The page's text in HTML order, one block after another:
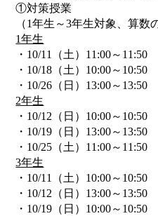
①対策授業
（1年生～3年生対象、算数
1年生
・10/11（土）11:00～11:50
・10/18（土）10:00～10:50
・10/26（日）13:00～13:50
2年生
・10/12（日）10:00～10:50
・10/19（日）13:00～13:50
・10/25（土）11:00～11:50
3年生
・10/11（土）10:00～10:50
・10/12（日）13:00～13:50
・10/19（日）10:00～10:50